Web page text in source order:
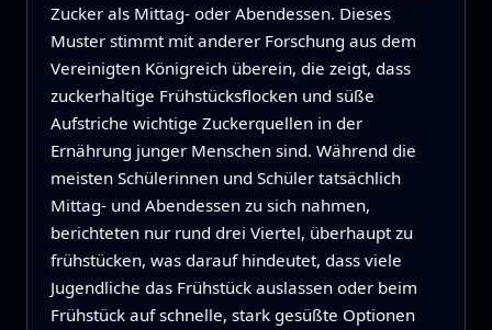
Zucker als Mittag- oder Abendessen. Dieses
Muster stimmt mit anderer Forschung aus dem
Vereinigten Königreich überein, die zeigt, dass
zuckerhaltige Frühstücksflocken und süße
Aufstriche wichtige Zuckerquellen in der
Ernährung junger Menschen sind. Während die
meisten Schülerinnen und Schüler tatsächlich
Mittag- und Abendessen zu sich nahmen,
berichteten nur rund drei Viertel, überhaupt zu
frühstücken, was darauf hindeutet, dass viele
Jugendliche das Frühstück auslassen oder beim
Frühstück auf schnelle, stark gesüßte Optionen